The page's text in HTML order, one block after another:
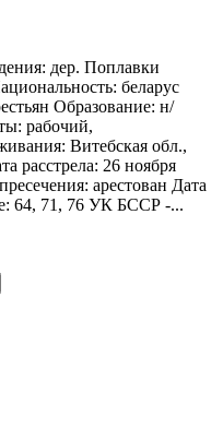
дер. Поплавки
беларус
Образование: н/
рабочий,
Витебская обл.,
расстрела: 26 ноября
арестован Дата
64, 71, 76 УК БССР -...